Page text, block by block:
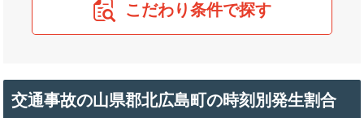
こだわり条件で探す
交通事故の山県郡北広島町の時刻別発生割合